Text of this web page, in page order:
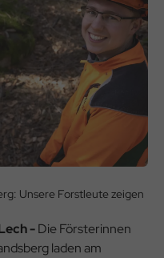
Unsere Forstleute zeigen
-Die Försterinnen
laden am